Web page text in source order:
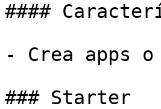
####
- Crea apps
### Starter